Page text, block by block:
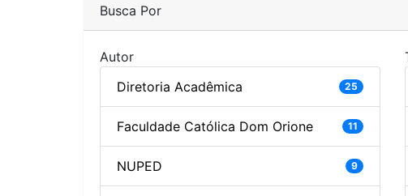
Busca Por
Autor
Diretoria Acadêmica
25
Faculdade Católica Dom Orione 11
NUPED 9